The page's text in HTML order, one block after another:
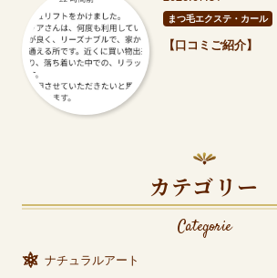
まつ毛エクステ・カール
【口コミご紹介】
カテゴリー
Categorie
ナチュラルアート